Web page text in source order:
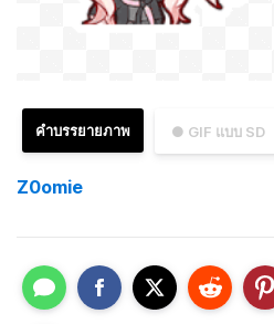
● GIF แบบ SD
คำบรรยายภาพ
Z0omie